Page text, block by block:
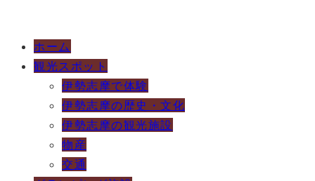
ホーム
観光スポット
伊勢志摩で体験
伊勢志摩の歴史・文化
伊勢志摩の観光施設
物産
交通